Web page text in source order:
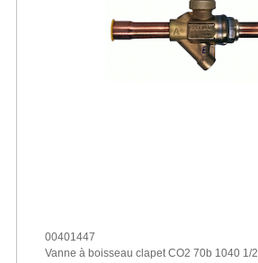
00401447
Vanne à boisseau clapet CO2 70b 1040 1/2